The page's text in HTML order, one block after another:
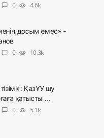
chat_bubble 0 visibility 4.6k
досым емес» -
chat_bubble 0 visibility 10.3k
ҚазҰУ шу
қатысты ...
chat_bubble 0 visibility 5.1k